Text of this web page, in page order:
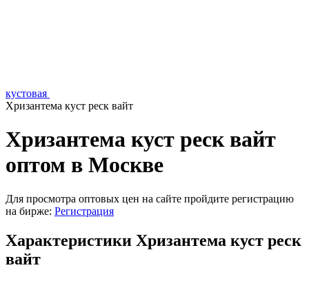
кустовая
Хризантема куст реск вайт
Хризантема куст реск вайт
оптом в Москве
Для просмотра оптовых цен на сайте пройдите регистрацию
на бирже: Регистрация
Характеристики Хризантема куст реск
вайт